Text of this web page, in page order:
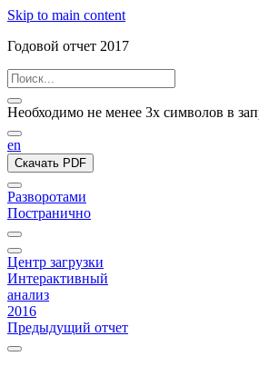
Skip to main content
Годовой отчет 2017
Необходимо не менее 3х символов в
en
Скачать PDF
Разворотами
Постранично
Центр загрузки
Интерактивный
анализ
2016
Предыдущий отчет